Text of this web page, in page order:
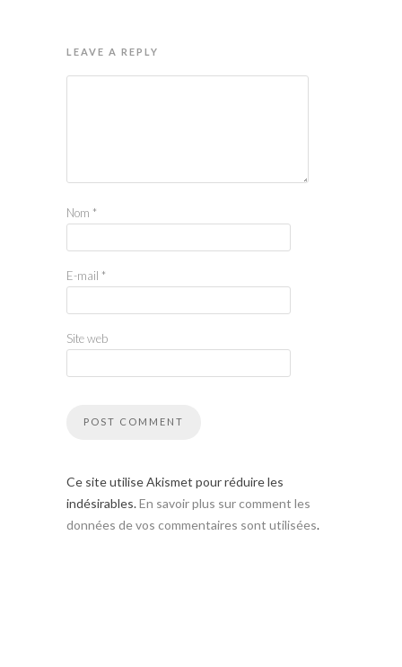
LEAVE A REPLY
Nom *
E-mail *
Site web
Ce site utilise Akismet pour réduire les
indésirables.En savoir plus sur comment les
données de vos commentaires sont utilisées.